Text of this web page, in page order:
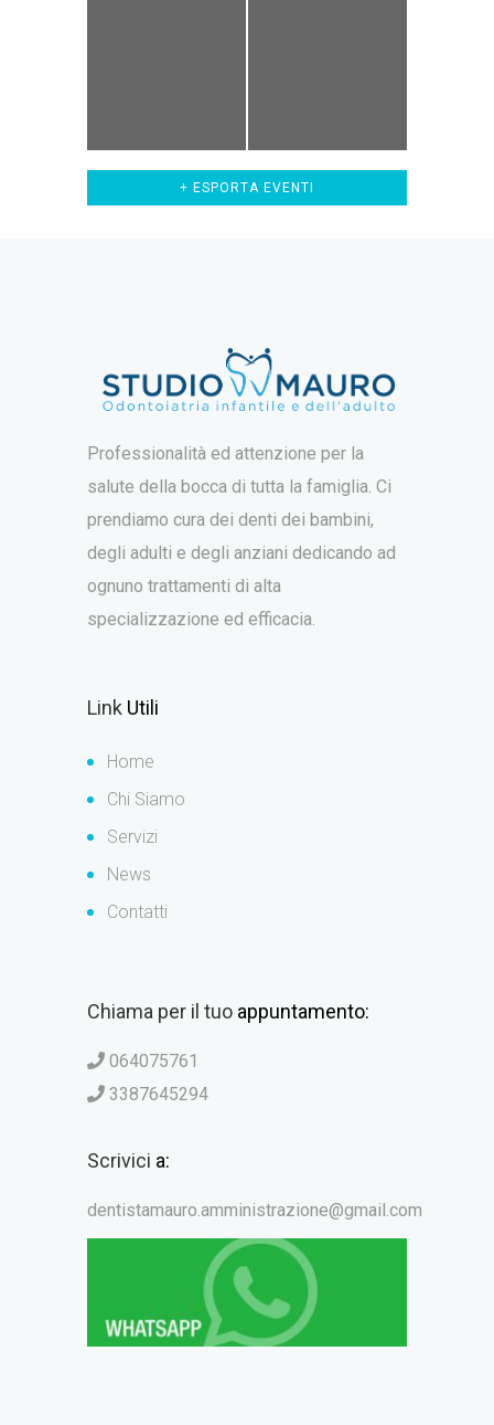
+ ESPORTA EVENTI
Professionalità ed attenzione per la
salute della bocca di tutta la famiglia. Ci
prendiamo cura dei denti dei bambini,
degli adulti e degli anziani dedicando ad
ognuno trattamenti di alta
specializzazione ed efficacia.
Link Utili
Home
Chi Siamo
Servizi
News
Contatti
Chiama per il tuo appuntamento:
064075761
3387645294
Scrivici a:
dentistamauro.amministrazione@gmail.com